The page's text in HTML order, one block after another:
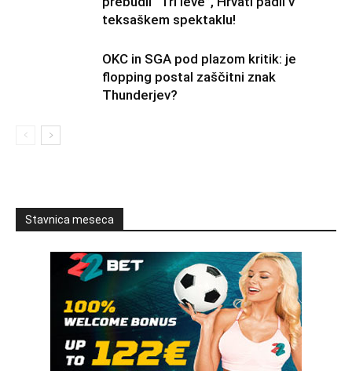
teksaškem spektaklu!
OKC in SGA pod plazom kritik: je
flopping postal zaščitni znak
Thunderjev?
Stavnica meseca